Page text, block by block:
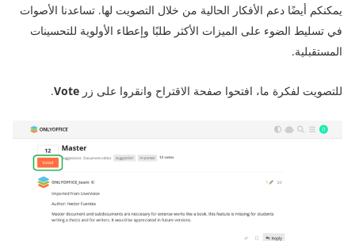
يمكنكم أيضًا دعم الأفكار الحالية من خلال التصويت لها. تساعدنا الأصوات
في تسليط الضوء على الميزات الأكثر طلبًا وإعطاء الأولوية للتحسينات
المستقبلية.
للتصويت لفكرة ما، افتحوا صفحة الاقتراح وانقروا على زر Vote
.